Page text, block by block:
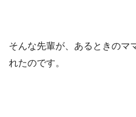
そんな先輩が、あるときのマ
れたのです。